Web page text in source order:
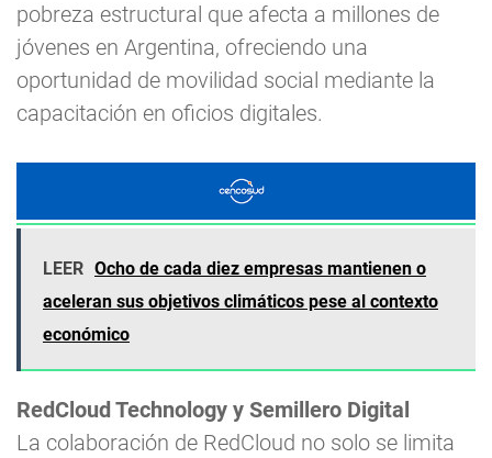
pobreza estructural que afecta a millones de
jóvenes en Argentina, ofreciendo una
oportunidad de movilidad social mediante la
capacitación en oficios digitales.
LEER Ocho de cada diez empresas mantienen o
aceleran sus objetivos climáticos pese al contexto
económico
RedCloud Technology y Semillero Digital
La colaboración de RedCloud no solo se limita